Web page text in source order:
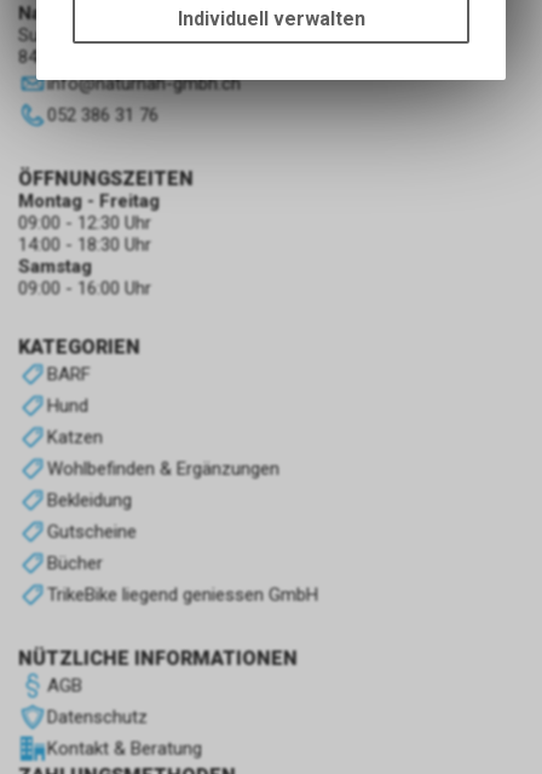
NaturNah GmbH
Sunnehofstrasse 7
8493 Saland
info@naturnah-gmbh.ch
052 386 31 76
KATEGORIEN
BARF
Hund
Katzen
Wohlbefinden & Ergänzungen
Bekleidung
Gutscheine
Bücher
TrikeBike liegend geniessen GmbH
NÜTZLICHE INFORMATIONEN
AGB
Datenschutz
Kontakt & Beratung
ÖFFNUNGSZEITEN
Montag - Freitag
09:00 - 12:30 Uhr
14:00 - 18:30 Uhr
Samstag
09:00 - 16:00 Uhr
um die grundlegenden
Funktionen unseres Online-
des Warenkorbs, zu
Individuell verwalten